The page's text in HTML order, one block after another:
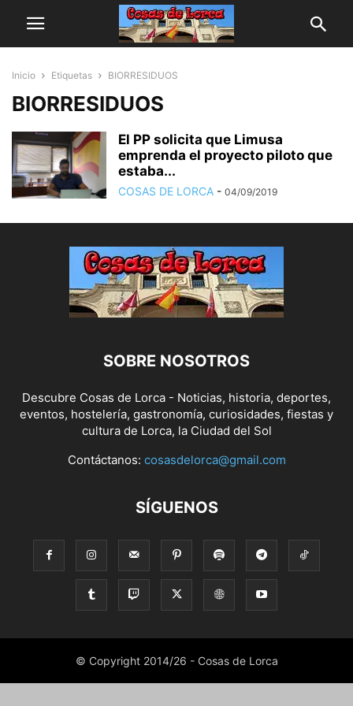
Inicio Etiquetas BIORRESIDUOS
BIORRESIDUOS
El PP solicita que Limusa
emprenda el proyecto piloto que
estaba...
COSAS DE LORCA - 04/09/2019
SOBRE NOSOTROS
Descubre Cosas de Lorca - Noticias, historia, deportes,
eventos, hostelería, gastronomía, curiosidades, fiestas y
cultura de Lorca, la Ciudad del Sol
Contáctanos: cosasdelorca@gmail.com
SÍGUENOS
© Copyright 2014/26 - Cosas de Lorca